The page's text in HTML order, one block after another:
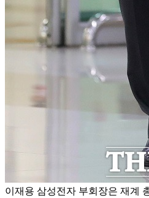
이재용 삼성전자 부회장은 재계